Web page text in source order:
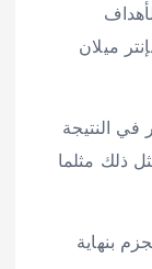
ميلان
في النتيجة
ذلك مثلما
بنهاية